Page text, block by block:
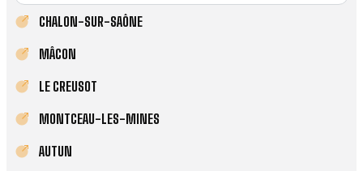
CHALON-SUR-SAÔNE
MÂCON
LE CREUSOT
MONTCEAU-LES-MINES
AUTUN